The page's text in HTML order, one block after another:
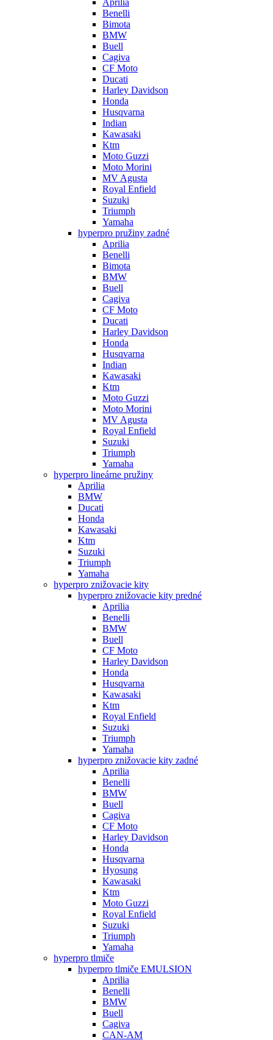
Aprilia
Benelli
Bimota
BMW
Buell
Cagiva
CF Moto
Ducati
Harley Davidson
Honda
Husqvarna
Indian
Kawasaki
Ktm
Moto Guzzi
Moto Morini
MV Agusta
Royal Enfield
Suzuki
Triumph
Yamaha
hyperpro pružiny zadné
Aprilia
Benelli
Bimota
BMW
Buell
Cagiva
CF Moto
Ducati
Harley Davidson
Honda
Husqvarna
Indian
Kawasaki
Ktm
Moto Guzzi
Moto Morini
MV Agusta
Royal Enfield
Suzuki
Triumph
Yamaha
hyperpro lineárne pružiny
Aprilia
BMW
Ducati
Honda
Kawasaki
Ktm
Suzuki
Triumph
Yamaha
hyperpro znižovacie kity
hyperpro znižovacie kity predné
Aprilia
Benelli
BMW
Buell
CF Moto
Harley Davidson
Honda
Husqvarna
Kawasaki
Ktm
Royal Enfield
Suzuki
Triumph
Yamaha
hyperpro znižovacie kity zadné
Aprilia
Benelli
BMW
Buell
Cagiva
CF Moto
Harley Davidson
Honda
Husqvarna
Hyosung
Kawasaki
Ktm
Moto Guzzi
Royal Enfield
Suzuki
Triumph
Yamaha
hyperpro tlmiče
hyperpro tlmiče EMULSION
Aprilia
Benelli
BMW
Buell
Cagiva
CAN-AM